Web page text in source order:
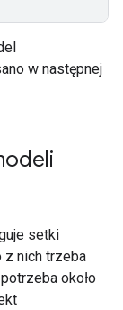
w następnej
setki
z nich trzeba
około